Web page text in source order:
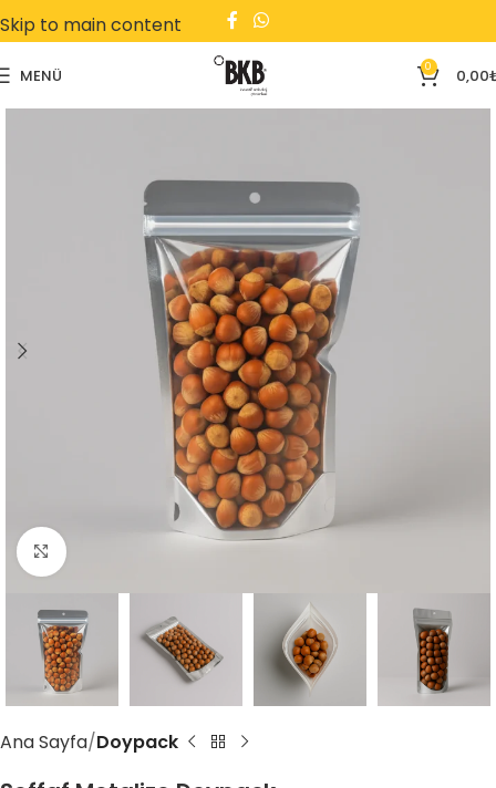
Skip to main content
MENÜ 0 0,00
Büyütmek için tıklayın
Ana Sayfa Doypack